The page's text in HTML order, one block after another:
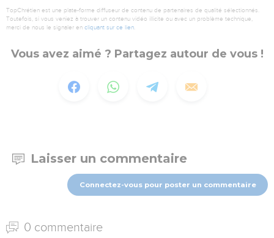
TopChrétien est une plate-forme diffuseur de contenu de partenaires de qualité sélectionnés.
Toutefois, si vous veniez à trouver un contenu vidéo illicite ou avec un problème technique,
merci de nous le signaler en cliquant sur ce lien.
Vous avez aimé ? Partagez autour de vous !
Laisser un commentaire
Connectez-vous pour poster un commentaire
0 commentaire